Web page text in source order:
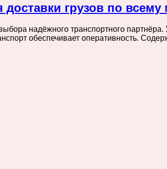
грузов по всему
надёжного транспортного
обеспечивает оперативность.